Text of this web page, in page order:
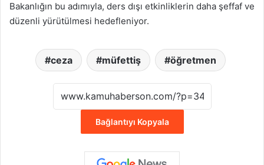
Bakanlığın bu adımıyla, ders dışı etkinliklerin daha şeffaf ve
düzenli yürütülmesi hedefleniyor.
ceza müfettiş öğretmen
Bağlantıyı Kopyala